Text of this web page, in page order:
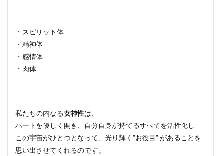
・スピリット体
・精神体
・感情体
・肉体
私たちの内なる女神性は、
ハートを優しく開き、自分自身が持てるすべてを活性化し
この宇宙がひとつとなって、光り輝く”お役目” があることを
思い出させてくれるのです。